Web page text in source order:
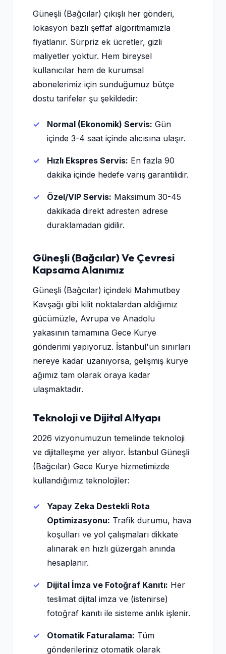
Güneşli (Bağcılar) çıkışlı her gönderi,
lokasyon bazlı şeffaf algoritmamızla
fiyatlanır. Sürpriz ek ücretler, gizli
maliyetler yoktur. Hem bireysel
kullanıcılar hem de kurumsal
abonelerimiz için sunduğumuz bütçe
dostu tarifeler şu şekildedir:
Normal (Ekonomik) Servis: Gün
içinde 3-4 saat içinde alıcısına ulaşır.
Hızlı Ekspres Servis: En fazla 90
dakika içinde hedefe varış garantilidir.
Özel/VIP Servis: Maksimum 30-45
dakikada direkt adresten adrese
duraklamadan gidilir.
Güneşli (Bağcılar) Ve Çevresi
Kapsama Alanımız
Güneşli (Bağcılar) içindeki Mahmutbey
Kavşağı gibi kilit noktalardan aldığımız
gücümüzle, Avrupa ve Anadolu
yakasının tamamına Gece Kurye
gönderimi yapıyoruz. İstanbul'un sınırları
nereye kadar uzanıyorsa, gelişmiş kurye
ağımız tam olarak oraya kadar
ulaşmaktadır.
Teknoloji ve Dijital Altyapı
2026 vizyonumuzun temelinde teknoloji
ve dijitalleşme yer alıyor. İstanbul Güneşli
(Bağcılar) Gece Kurye hizmetimizde
kullandığımız teknolojiler:
Yapay Zeka Destekli Rota
Optimizasyonu: Trafik durumu, hava
koşulları ve yol çalışmaları dikkate
alınarak en hızlı güzergah anında
hesaplanır.
Dijital İmza ve Fotoğraf Kanıtı: Her
teslimat dijital imza ve (istenirse)
fotoğraf kanıtı ile sisteme anlık işlenir.
Otomatik Faturalama: Tüm
gönderileriniz otomatik olarak